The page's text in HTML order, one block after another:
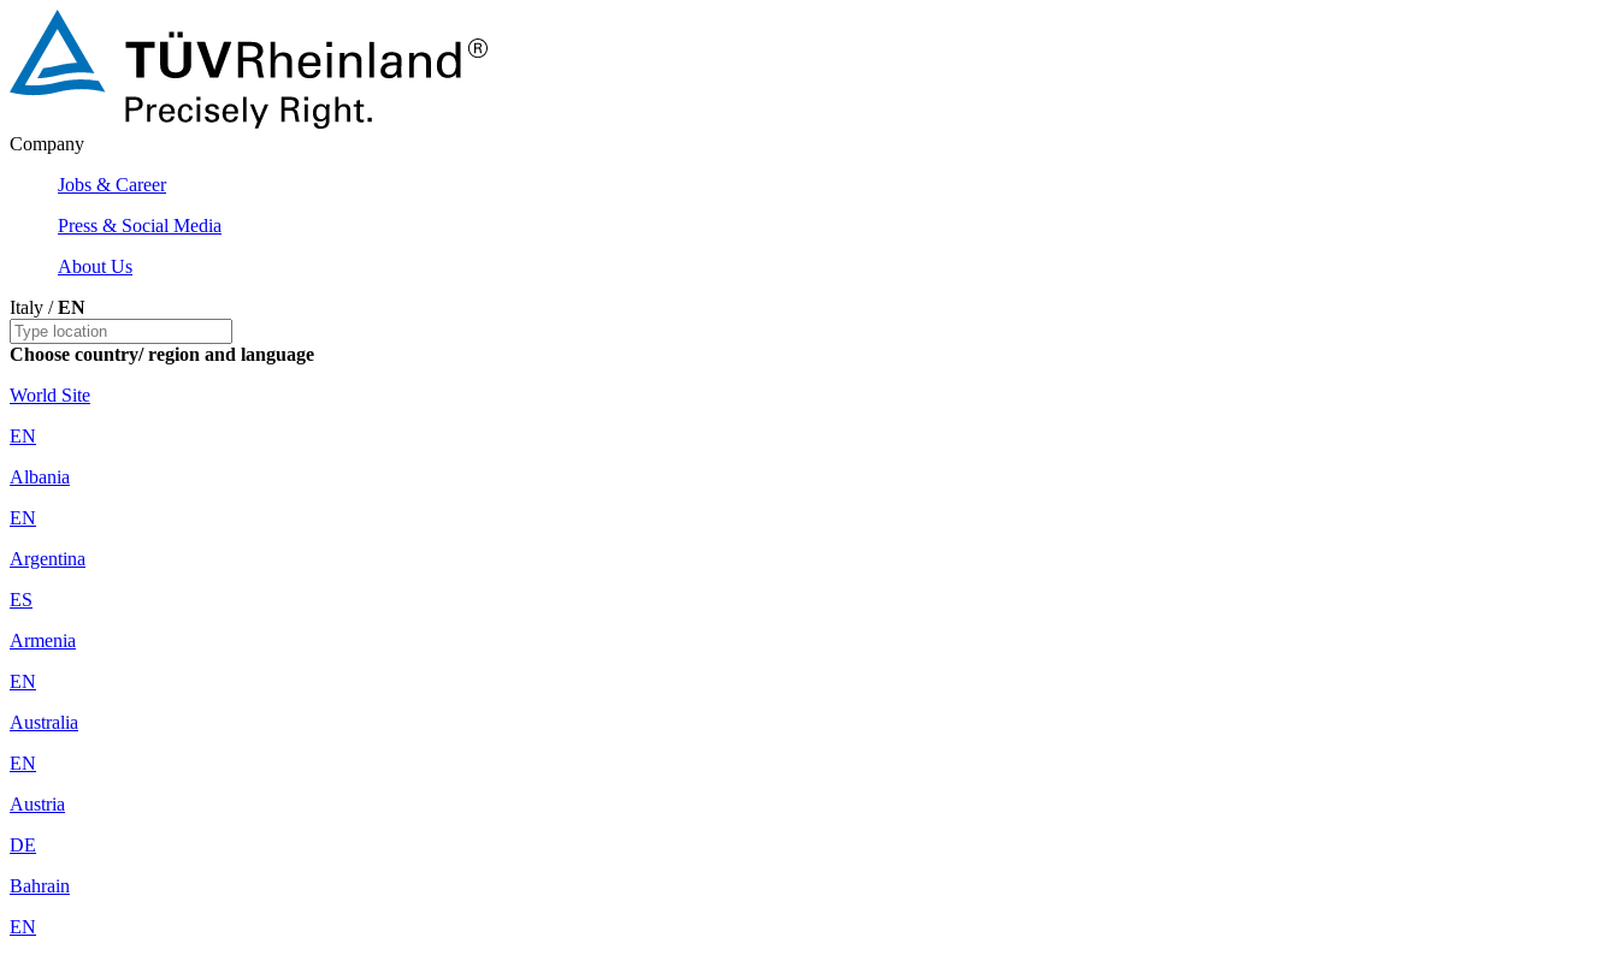
Company
Jobs & Career
Press & Social Media
About Us
Italy /EN
Choose country/ region and language
World Site
EN
Albania
EN
Argentina
ES
Armenia
EN
Australia
EN
Austria
DE
Bahrain
EN